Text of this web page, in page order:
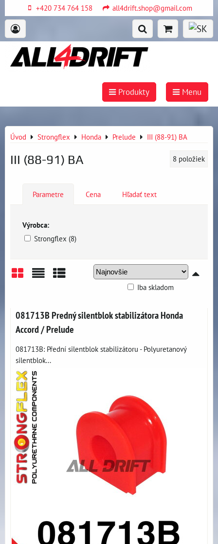
+420 734 764 158 all4drift.shop@gmail.com
Produkty Menu
Úvod Strongflex Honda Prelude III (88-91) BA
III (88-91) BA 8 položiek
Parametre Cena Hľadať text
Výrobca:
Strongflex (8)
Iba skladom
081713B Predný silentblok stabilizátora Honda
Accord / Prelude
081713B: Přední silentblok stabilizátoru - Polyuretanový
silentblok...